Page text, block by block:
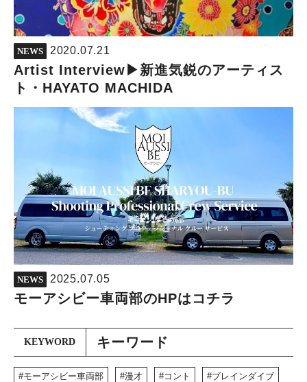
NEWS 2020.07.21
Artist Interview▶︎新進気鋭のアーティス
ト・HAYATO MACHIDA
NEWS 2025.07.05
モーアシビー車両部のHPはコチラ
キーワード
KEYWORD
モーアシビー車両部 漫才 コント ブレインダイブ